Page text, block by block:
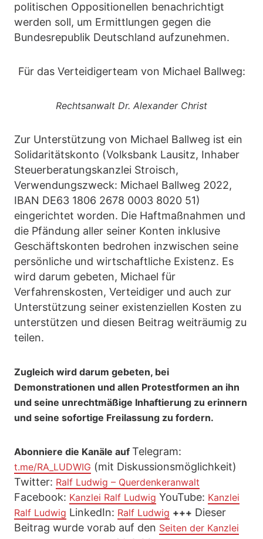
politischen Oppositionellen benachrichtigt
werden soll, um Ermittlungen gegen die
Bundesrepublik Deutschland aufzunehmen.
Für das Verteidigerteam von Michael Ballweg:
Rechtsanwalt Dr. Alexander Christ
Zur Unterstützung von Michael Ballweg ist ein
Solidaritätskonto (Volksbank Lausitz, Inhaber
Steuerberatungskanzlei Stroisch,
Verwendungszweck: Michael Ballweg 2022,
IBAN DE63 1806 2678 0003 8020 51)
eingerichtet worden. Die Haftmaßnahmen und
die Pfändung aller seiner Konten inklusive
Geschäftskonten bedrohen inzwischen seine
persönliche und wirtschaftliche Existenz. Es
wird darum gebeten, Michael für
Verfahrenskosten, Verteidiger und auch zur
Unterstützung seiner existenziellen Kosten zu
unterstützen und diesen Beitrag weiträumig zu
teilen.
Zugleich wird darum gebeten, bei
Demonstrationen und allen Protestformen an ihn
und seine unrechtmäßige Inhaftierung zu erinnern
und seine sofortige Freilassung zu fordern.
Abonniere die Kanäle auf Telegram:
t.me/RA_LUDWIG (mit Diskussionsmöglichkeit)
Twitter: Ralf Ludwig – Querdenkeranwalt
Facebook: Kanzlei Ralf Ludwig YouTube: Kanzlei
Ralf Ludwig LinkedIn: Ralf Ludwig +++ Dieser
Beitrag wurde vorab auf den Seiten der Kanzlei